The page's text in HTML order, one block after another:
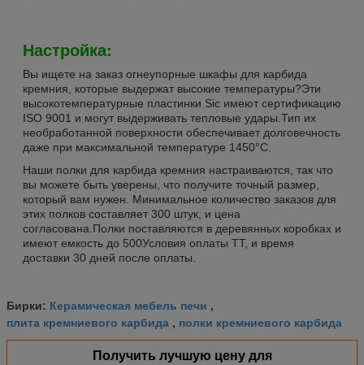
Настройка:
Вы ищете на заказ огнеупорные шкафы для карбида
кремния, которые выдержат высокие температуры?Эти
высокотемпературные пластинки Sic имеют сертификацию
ISO 9001 и могут выдерживать тепловые удары.Тип их
необработанной поверхности обеспечивает долговечность
даже при максимальной температуре 1450°C.
Наши полки для карбида кремния настраиваются, так что
вы можете быть уверены, что получите точный размер,
который вам нужен. Минимальное количество заказов для
этих полков составляет 300 штук, и цена
согласована.Полки поставляются в деревянных коробках и
имеют емкость до 500Условия оплаты TT, и время
доставки 30 дней после оплаты.
Бирки: Керамическая мебель печи ,
плита кремниевого карбида , полки кремниевого карбида
Получить лучшую цену для